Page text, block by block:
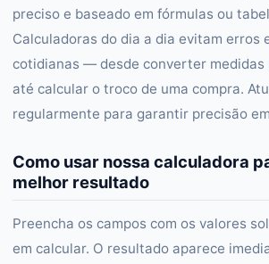
preciso e baseado em fórmulas ou
Calculadoras do dia a dia evitam erros
cotidianas — desde converter medidas
até calcular o troco de uma compra.
regularmente para garantir precisão
Como usar nossa calculadora
melhor resultado
Preencha os campos com os valores
em calcular. O resultado aparece